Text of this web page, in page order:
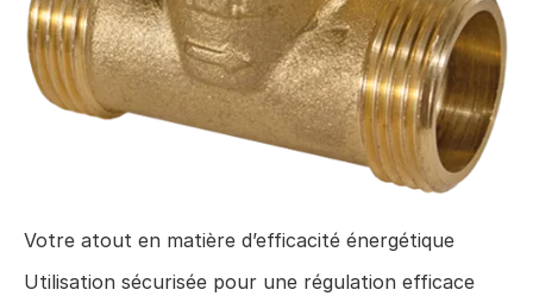
Votre atout en matière d’efficacité énergétique
Utilisation sécurisée pour une régulation efficace